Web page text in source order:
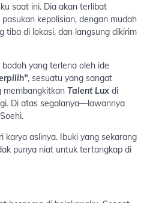
saat ini. Dia akan terlibat
kepolisian, dengan mudah
tiba di lokasi, dan langsung dikirim
yang terlena oleh ide
, sesuatu yang sangat
membangkitkan Talent Lux di
Di atas segalanya—lawannya
karya aslinya. Ibuki yang sekarang
punya niat untuk tertangkap di